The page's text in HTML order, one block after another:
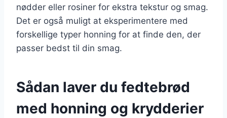
nødder eller rosiner for ekstra tekstur og smag.
Det er også muligt at eksperimentere med
forskellige typer honning for at finde den, der
passer bedst til din smag.
Sådan laver du fedtebrød
med honning og krydderier